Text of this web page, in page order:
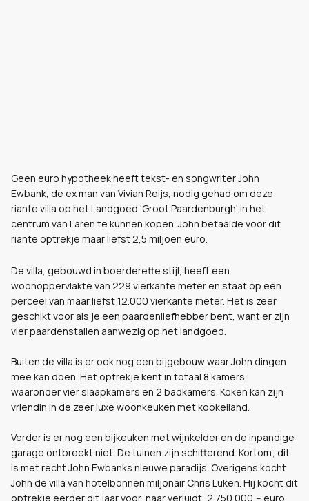
Geen euro hypotheek heeft tekst- en songwriter John
Ewbank, de ex man van Vivian Reijs, nodig gehad om deze
riante villa op het Landgoed 'Groot Paardenburgh' in het
centrum van Laren te kunnen kopen. John betaalde voor dit
riante optrekje maar liefst 2,5 miljoen euro.
De villa, gebouwd in boerderette stijl, heeft een
woonoppervlakte van 229 vierkante meter en staat op een
perceel van maar liefst 12.000 vierkante meter. Het is zeer
geschikt voor als je een paardenliefhebber bent, want er zijn
vier paardenstallen aanwezig op het landgoed.
Buiten de villa is er ook nog een bijgebouw waar John dingen
mee kan doen. Het optrekje kent in totaal 8 kamers,
waaronder vier slaapkamers en 2 badkamers. Koken kan zijn
vriendin in de zeer luxe woonkeuken met kookeiland.
Verder is er nog een bijkeuken met wijnkelder en de inpandige
garage ontbreekt niet. De tuinen zijn schitterend. Kortom; dit
is met recht John Ewbanks nieuwe paradijs. Overigens kocht
John de villa van hotelbonnen miljonair Chris Luken. Hij kocht dit
optrekje eerder dit jaar voor, naar verluidt, 2.750.000,-- euro